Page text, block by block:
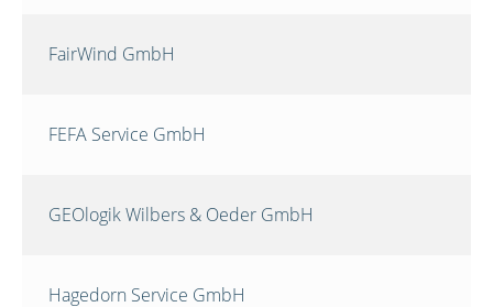
FairWind GmbH
FEFA Service GmbH
GEOlogik Wilbers & Oeder GmbH
Hagedorn Service GmbH